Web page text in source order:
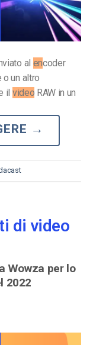
al encoder
un altro
il video RAW in un
→
di video
Wowza per lo
2022